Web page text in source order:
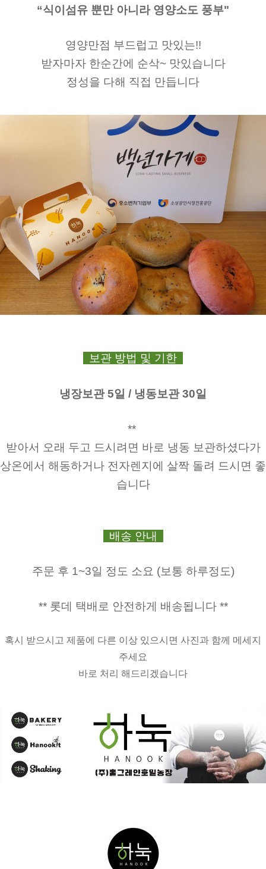
“식이섬유 뿐만 아니라 영양소도 풍부"
영양만점 부드럽고 맛있는!!
받자마자 한순간에 순삭~ 맛있습니다
정성을 다해 직접 만듭니다
보관 방법 및 기한
냉장보관 5일 / 냉동보관 30일
**
받아서 오래 두고 드시려면 바로 냉동 보관하셨다가
상온에서 해동하거나 전자렌지에 살짝 돌려 드시면 좋
습니다
배송 안내
주문 후 1~3일 정도 소요 (보통 하루정도)
** 롯데 택배로 안전하게 배송됩니다 **
혹시 받으시고 제품에 다른 이상 있으시면 사진과 함께 메세지
주세요
바로 처리 해드리겠습니다